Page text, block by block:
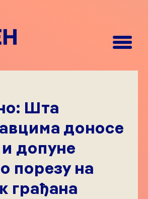
Шта
доносе
допуне
порезу на
грађана